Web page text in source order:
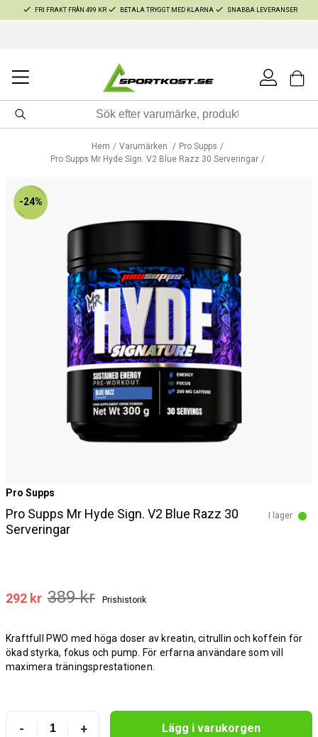
FRI FRAKT FRÅN 499 KR BETALA TRYGGT MED KLARNA SNABBA LEVERANSER
Hem Varumärken
Pro Supps
Pro Supps Mr Hyde Sign. V2 Blue Razz 30 Serveringar
-24%
Pro Supps
Pro Supps Mr Hyde Sign. V2 Blue Razz 30
Serveringar
I lager
292 kr 389 kr Prishistorik
Kraftfull PWO med höga doser av kreatin, citrullin och koffein för
ökad styrka, fokus och pump. För erfarna användare som vill
maximera träningsprestationen.
- + Lägg i varukorgen